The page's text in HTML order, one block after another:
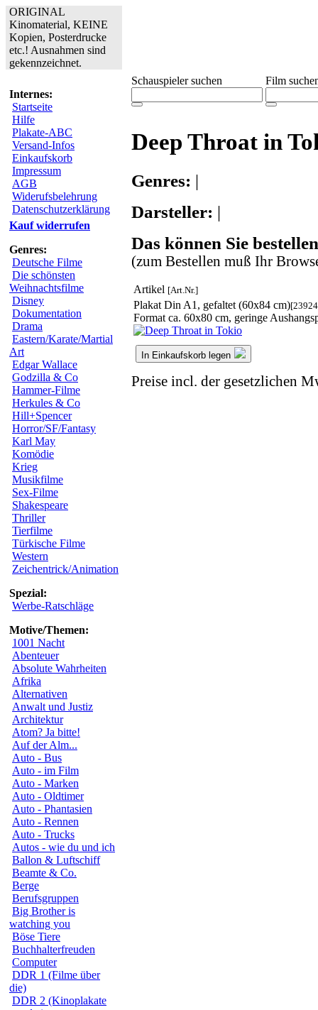
ORIGINAL
Kinomaterial, KEINE
Kopien, Posterdrucke
etc.! Ausnahmen sind
gekennzeichnet.
Internes:
Startseite
Hilfe
Plakate-ABC
Versand-Infos
Einkaufskorb
Impressum
AGB
Widerufsbelehrung
Datenschutzerklärung
Kauf widerrufen
Genres:
Deutsche Filme
Die schönsten
Weihnachtsfilme
Disney
Dokumentation
Drama
Eastern/Karate/Martial
Art
Edgar Wallace
Godzilla & Co
Hammer-Filme
Herkules & Co
Hill+Spencer
Horror/SF/Fantasy
Karl May
Komödie
Krieg
Musikfilme
Sex-Filme
Shakespeare
Thriller
Tierfilme
Türkische Filme
Western
Zeichentrick/Animation
Spezial:
Werbe-Ratschläge
Motive/Themen:
1001 Nacht
Abenteuer
Absolute Wahrheiten
Afrika
Alternativen
Anwalt und Justiz
Architektur
Atom? Ja bitte!
Auf der Alm...
Auto - Bus
Auto - im Film
Auto - Marken
Auto - Oldtimer
Auto - Phantasien
Auto - Rennen
Auto - Trucks
Autos - wie du und ich
Ballon & Luftschiff
Beamte & Co.
Berge
Berufsgruppen
Big Brother is
watching you
Böse Tiere
Buchhalterfreuden
Computer
DDR 1 (Filme über
die)
DDR 2 (Kinoplakate
Schauspieler suchen Film
Deep Throat in
Genres: |
Darsteller: |
Das können Sie
(zum Bestellen muß Ihr
Artikel [Art.Nr.]
Plakat Din A1, gefaltet (60x84 cm)
Format ca. 60x80 cm, geringe
In Einkaufskorb legen
Preise incl. der gesetzlichen